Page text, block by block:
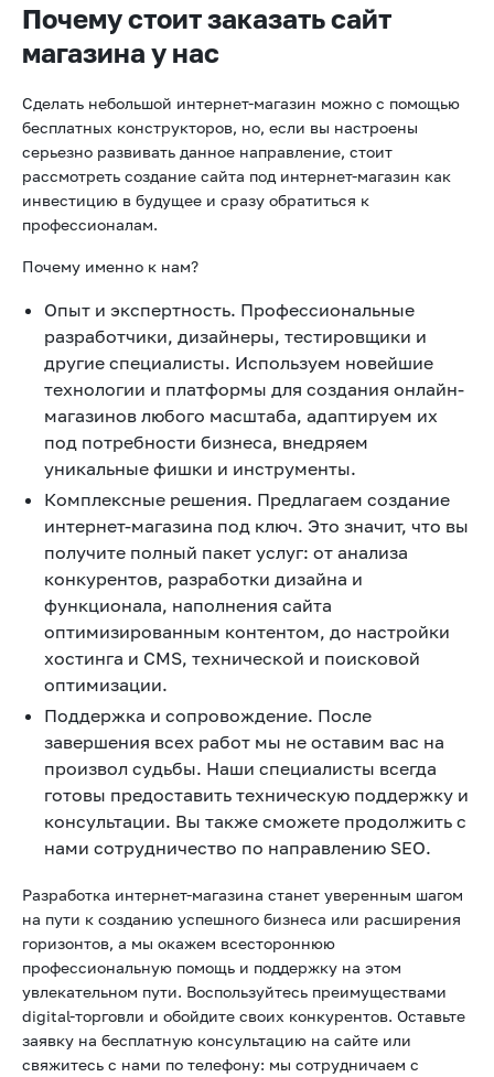
Почему стоит заказать сайт
магазина у нас
Сделать небольшой интернет-магазин можно с помощью
бесплатных конструкторов, но, если вы настроены
серьезно развивать данное направление, стоит
рассмотреть создание сайта под интернет-магазин как
инвестицию в будущее и сразу обратиться к
профессионалам.
Почему именно к нам?
Опыт и экспертность. Профессиональные
разработчики, дизайнеры, тестировщики и
другие специалисты. Используем новейшие
технологии и платформы для создания онлайн-
магазинов любого масштаба, адаптируем их
под потребности бизнеса, внедряем
уникальные фишки и инструменты.
Комплексные решения. Предлагаем создание
интернет-магазина под ключ. Это значит, что вы
получите полный пакет услуг: от анализа
конкурентов, разработки дизайна и
функционала, наполнения сайта
оптимизированным контентом, до настройки
хостинга и CMS, технической и поисковой
оптимизации.
Поддержка и сопровождение. После
завершения всех работ мы не оставим вас на
произвол судьбы. Наши специалисты всегда
готовы предоставить техническую поддержку и
консультации. Вы также сможете продолжить с
нами сотрудничество по направлению SEO.
Разработка интернет-магазина станет уверенным шагом
на пути к созданию успешного бизнеса или расширения
горизонтов, а мы окажем всестороннюю
профессиональную помощь и поддержку на этом
увлекательном пути. Воспользуйтесь преимуществами
digital-торговли и обойдите своих конкурентов. Оставьте
заявку на бесплатную консультацию на сайте или
свяжитесь с нами по телефону: мы сотрудничаем с